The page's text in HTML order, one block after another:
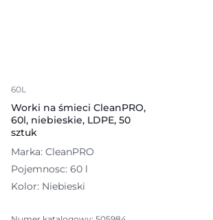
60L
Worki na śmieci CleanPRO,
60l, niebieskie, LDPE, 50
sztuk
Marka: CleanPRO
Pojemnosc: 60 l
Kolor: Niebieski